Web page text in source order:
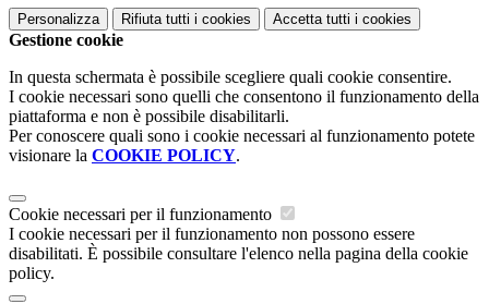
Personalizza Rifiuta tutti i cookies Accetta tutti i cookies
Gestione cookie
In questa schermata è possibile scegliere quali cookie consentire.
I cookie necessari sono quelli che consentono il funzionamento della
piattaforma e non è possibile disabilitarli.
Per conoscere quali sono i cookie necessari al funzionamento potete
visionare la COOKIE POLICY.
Cookie necessari per il funzionamento
I cookie necessari per il funzionamento non possono essere
disabilitati. È possibile consultare l'elenco nella pagina della cookie
policy.